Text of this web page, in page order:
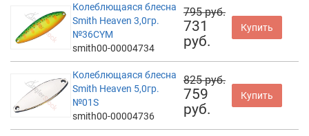
Колеблющаяся блесна
Smith Heaven 3,0гр.
№36CYM
smith00-00004734
795 руб.
731
руб.
Купить
Колеблющаяся блесна
Smith Heaven 5,0гр.
№01S
smith00-00004736
825 руб.
759
руб.
Купить